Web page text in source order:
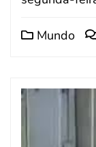
Mundo